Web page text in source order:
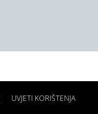
UVJETI KORIŠTENJA